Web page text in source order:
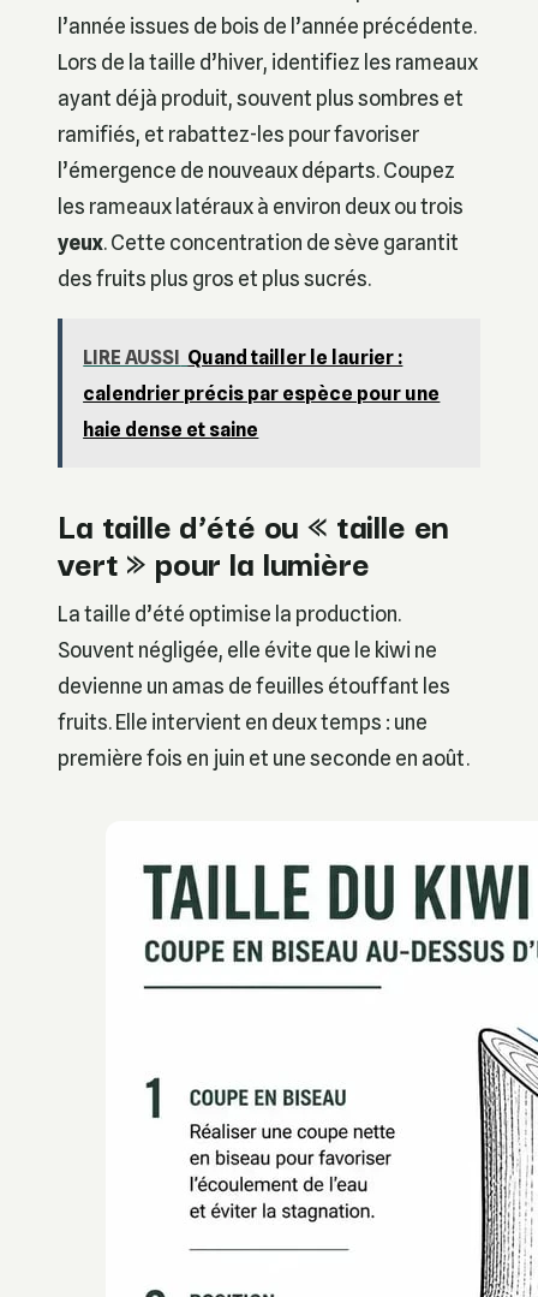
l’année issues de bois de l’année précédente.
Lors de la taille d’hiver, identifiez les rameaux
ayant déjà produit, souvent plus sombres et
ramifiés, et rabattez-les pour favoriser
l’émergence de nouveaux départs. Coupez
les rameaux latéraux à environ deux ou trois
yeux. Cette concentration de sève garantit
des fruits plus gros et plus sucrés.
LIRE AUSSI Quand tailler le laurier :
calendrier précis par espèce pour une
haie dense et saine
La taille d’été ou « taille en
vert » pour la lumière
La taille d’été optimise la production.
Souvent négligée, elle évite que le kiwi ne
devienne un amas de feuilles étouffant les
fruits. Elle intervient en deux temps : une
première fois en juin et une seconde en août.